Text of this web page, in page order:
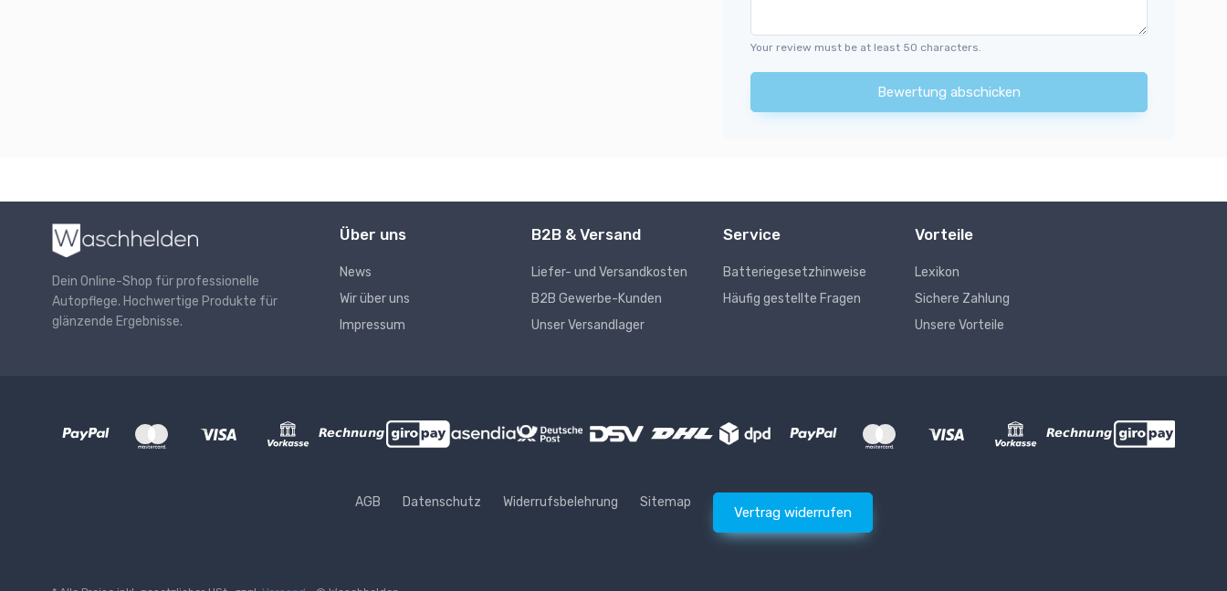
Your review must be at least 50 characters.
Bewertung abschicken
Dein Online-Shop für professionelle
Autopflege. Hochwertige Produkte für
glänzende Ergebnisse.
Über uns
News
Wir über uns
Impressum
B2B & Versand
Liefer- und Versandkosten
B2B Gewerbe-Kunden
Unser Versandlager
Service
Batteriegesetzhinweise
Häufig gestellte Fragen
Vorteile
Lexikon
Sichere Zahlung
Unsere Vorteile
AGB Datenschutz Widerrufsbelehrung Sitemap
Vertrag widerrufen